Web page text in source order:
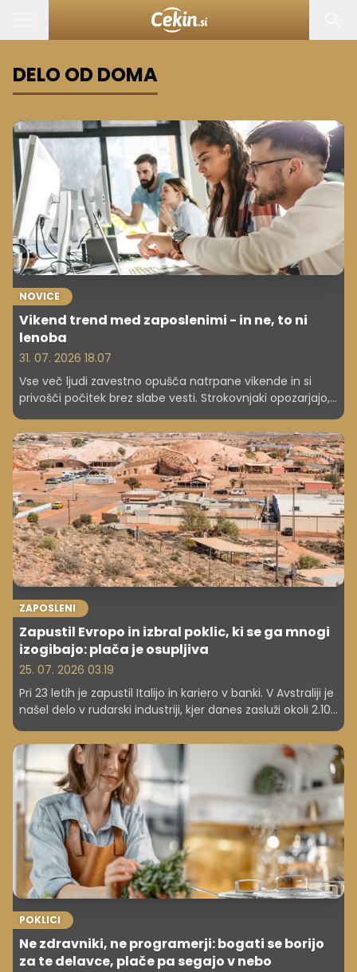
DELO OD DOMA
NOVICE
Vikend trend med zaposlenimi - in ne, to ni
lenoba
31. 07. 2026 18.07
Vse več ljudi zavestno opušča natrpane vikende in si
privošči počitek brez slabe vesti. Strokovnjaki opozarjajo,
da je to lahko eden od odgovorov na izgorelost
sodobnega časa.
ZAPOSLENI
Zapustil Evropo in izbral poklic, ki se ga mnogi
izogibajo: plača je osupljiva
25. 07. 2026 03.19
Pri 23 letih je zapustil Italijo in kariero v banki. V Avstraliji je
našel delo v rudarski industriji, kjer danes zasluži okoli 2.100
evrov neto na teden.
POKLICI
Ne zdravniki, ne programerji: bogati se borijo
za te delavce, plače pa segajo v nebo